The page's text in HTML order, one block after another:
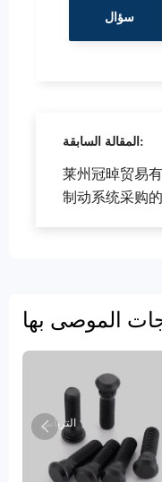
المقالة السابقة:
莱州冠晫贸易
制动系统采购
الموصى بها
الترباس